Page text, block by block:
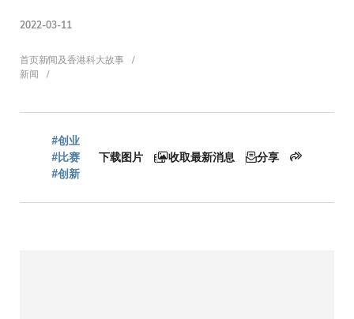
2022-03-11
面
包
屑
首页新闻及香港科大故事
新闻
#创业
#比赛
#创新
下载图片 收取最新消息 分享